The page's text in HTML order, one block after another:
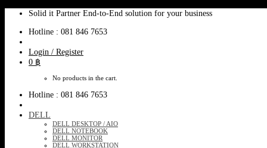
content
Solid it Partner End-to-End solution for your business
Hotline : 081 846 7653
Login / Register
0 ฿
No products in the cart.
Hotline : 081 846 7653
DELL
DELL DESKTOP / AIO
DELL NOTEBOOK
DELL MONITOR
DELL WORKSTATION